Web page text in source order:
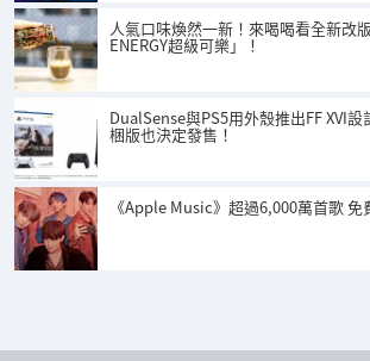
人氣口味煥然一新！來喝喝看全新改
ENERGY超級可樂」！
DualSense與PS5用外殼推出FF XVI設
梱版也決定發售！
《Apple Music》超過6,000萬首歌 免